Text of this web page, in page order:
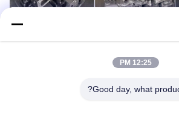
12:25 PM
Good day, what